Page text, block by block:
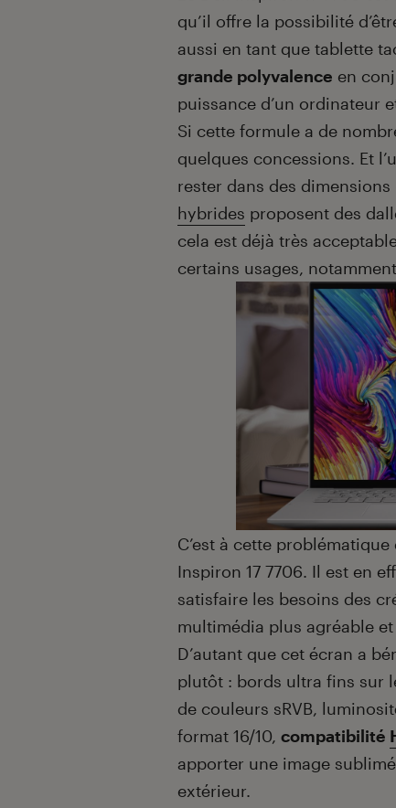
qu’il offre la possibilité
aussi en tant que tablette
grande polyvalence en
puissance d’un ordinateur
Si cette formule a de
quelques concessions. Et
rester dans des
hybrides proposent des
cela est déjà très
certains usages,
C’est à cette
Inspiron 17 7706. Il est en
satisfaire les besoins des
multimédia plus agréable
D’autant que cet écran a
plutôt : bords ultra fins sur
de couleurs sRVB,
format 16/10, compatibilité
apporter une image
extérieur.